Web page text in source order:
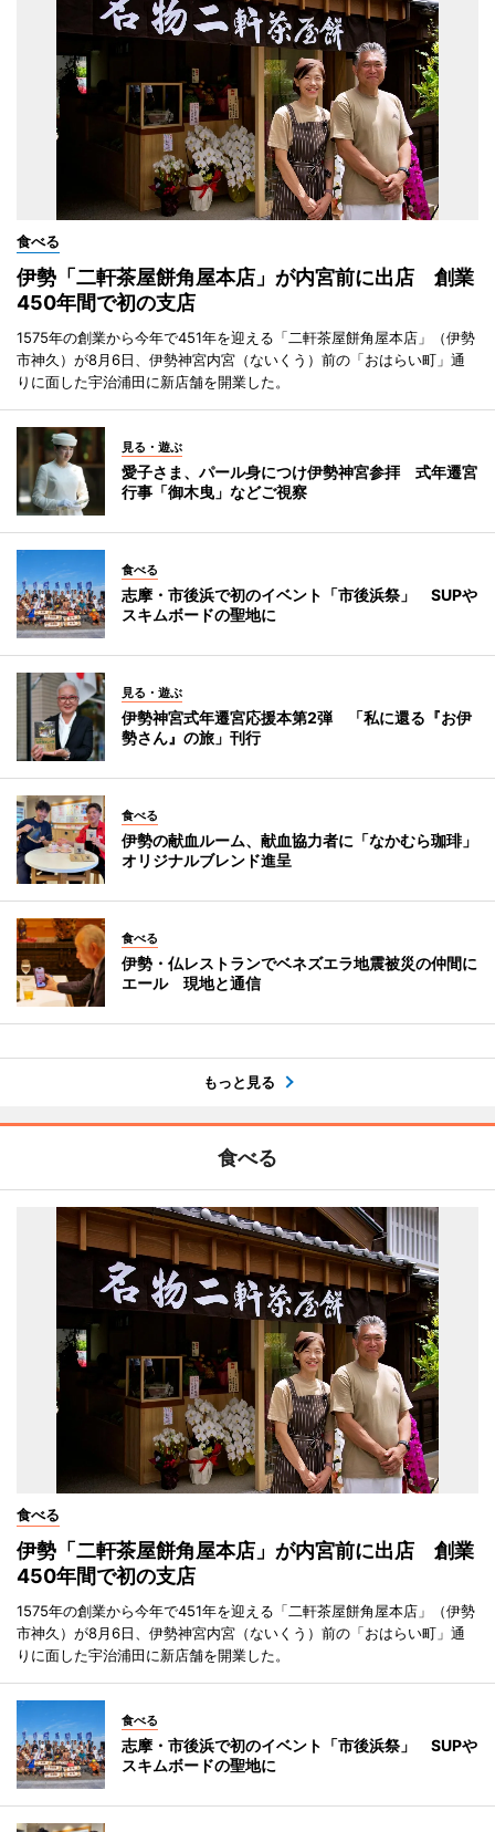
食べる
伊勢「二軒茶屋餅角屋本店」が内宮前に出店 創業
450年間で初の支店
1575年の創業から今年で451年を迎える「二軒茶屋餅角屋本店」（伊勢
市神久）が8月6日、伊勢神宮内宮（ないくう）前の「おはらい町」通
りに面した宇治浦田に新店舗を開業した。
見る・遊ぶ
愛子さま、パール身につけ伊勢神宮参拝 式年遷宮
行事「御木曳」などご視察
食べる
志摩・市後浜で初のイベント「市後浜祭」 SUPや
スキムボードの聖地に
見る・遊ぶ
伊勢神宮式年遷宮応援本第2弾 「私に還る『お伊
勢さん』の旅」刊行
食べる
伊勢の献血ルーム、献血協力者に「なかむら珈琲」
オリジナルブレンド進呈
食べる
伊勢・仏レストランでベネズエラ地震被災の仲間に
エール 現地と通信
もっと見る
食べる
食べる
伊勢「二軒茶屋餅角屋本店」が内宮前に出店 創業
450年間で初の支店
1575年の創業から今年で451年を迎える「二軒茶屋餅角屋本店」（伊勢
市神久）が8月6日、伊勢神宮内宮（ないくう）前の「おはらい町」通
りに面した宇治浦田に新店舗を開業した。
食べる
志摩・市後浜で初のイベント「市後浜祭」 SUPや
スキムボードの聖地に